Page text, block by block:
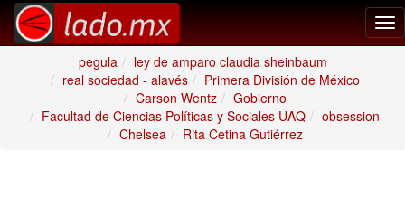
pegula
ley de amparo claudia sheinbaum
real sociedad - alavés
Primera División de México
Carson Wentz
Gobierno
Facultad de Ciencias Políticas y Sociales UAQ
obsession
Chelsea
Rita Cetina Gutiérrez